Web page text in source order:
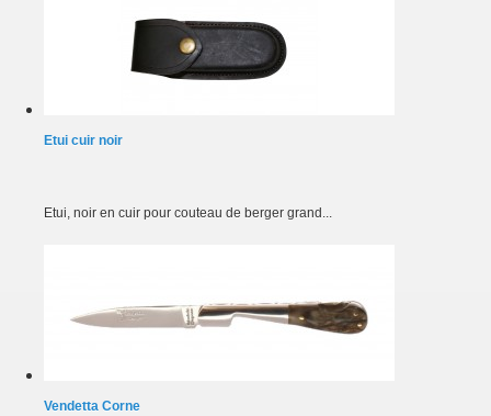
Etui cuir noir
Etui, noir en cuir pour couteau de berger grand...
Vendetta Corne